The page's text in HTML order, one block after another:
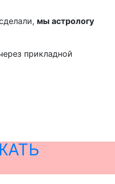
мы астрологу
прикладной